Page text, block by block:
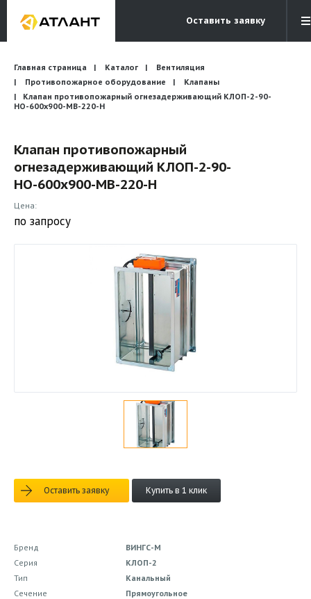
Оставить заявку
Электронная почта
info@atlantcompany.ru
Бесплатный звонок
8 (495) 532-45-07
Бренды
Каталоги
Бланки запросов
Главная страница Каталог
Вентиляция
Противопожарное оборудование
Клапаны
Клапан противопожарный огнезадерживающий КЛОП-2-90-
НО-600х900-МВ-220-Н
Клапан противопожарный
огнезадерживающий КЛОП-2-90-
НО-600х900-МВ-220-Н
Цена:
по запросу
Оставить заявку Купить в 1 клик
Бренд
ВИНГС-М
Серия
КЛОП-2
Тип
Канальный
Сечение
Прямоугольное